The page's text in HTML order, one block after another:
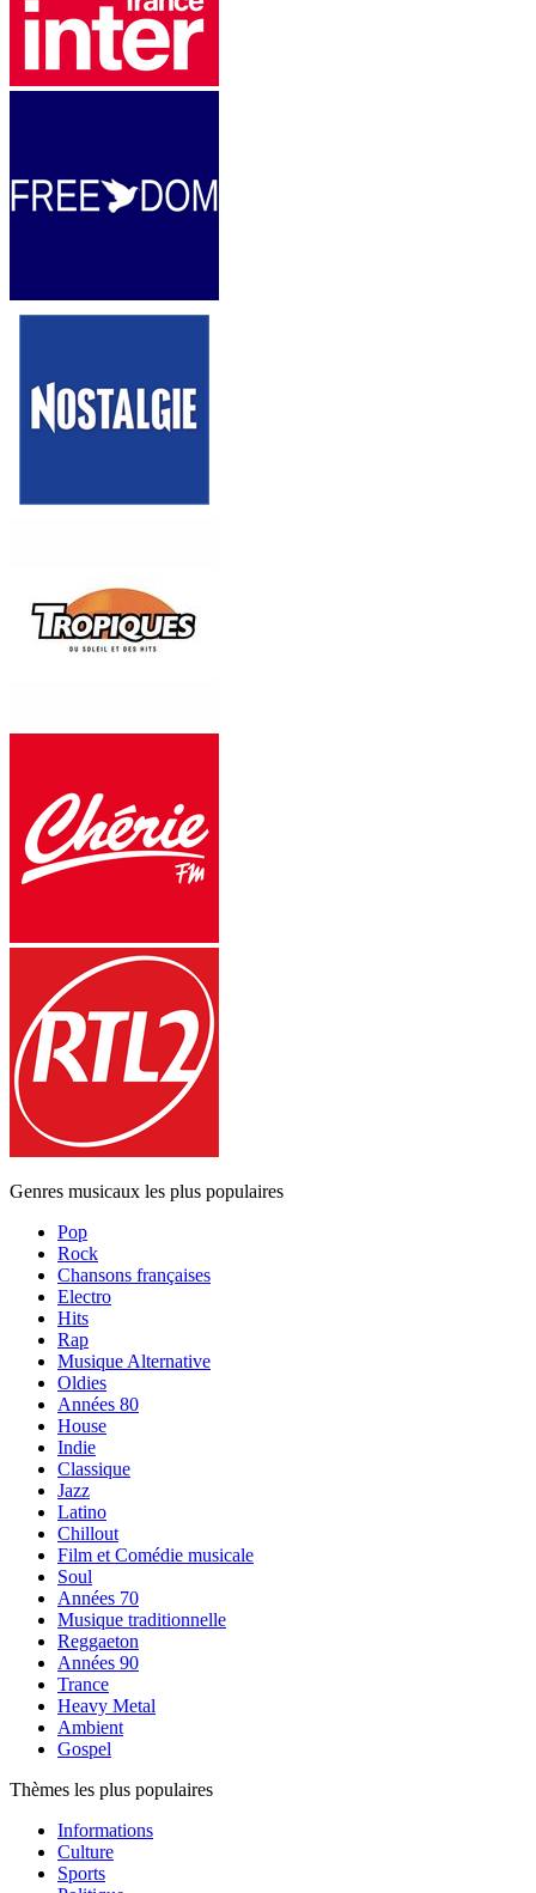
Genres musicaux les plus populaires
Pop
Rock
Chansons françaises
Electro
Hits
Rap
Musique Alternative
Oldies
Années 80
House
Indie
Classique
Jazz
Latino
Chillout
Film et Comédie musicale
Soul
Années 70
Musique traditionnelle
Reggaeton
Années 90
Trance
Heavy Metal
Ambient
Gospel
Thèmes les plus populaires
Informations
Culture
Sports